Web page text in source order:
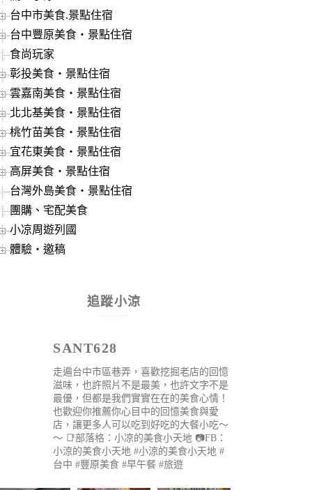
台中市美食.景點住宿
台中豐原美食‧景點住宿
食尚玩家
彰投美食‧景點住宿
雲嘉南美食‧景點住宿
北北基美食‧景點住宿
桃竹苗美食‧景點住宿
宜花東美食‧景點住宿
高屏美食‧景點住宿
台灣外島美食‧景點住宿
團購、宅配美食
小凉周遊列國
體驗‧邀稿
追蹤小涼
SANT628
走遍台中市區巷弄，喜歡挖掘老店的回憶
滋味，也許照片不是最美，也許文字不是
最優，但都是我們實實在在的美食心情！
也歡迎你推薦你心目中的回憶美食與愛
店，讓更多人可以吃到好吃的大餐小吃～
～ 📑部落格：小凉的美食小天地 📷FB：
小涼的美食小天地 #小涼的美食小天地 #
台中 #豐原美食 #早午餐 #旅遊